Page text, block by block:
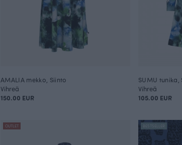
AMALIA mekko, Siinto
Vihreä
150.00 EUR
SUMU tunika,
Vihreä
105.00 EUR
OUTLET BESTSELLER